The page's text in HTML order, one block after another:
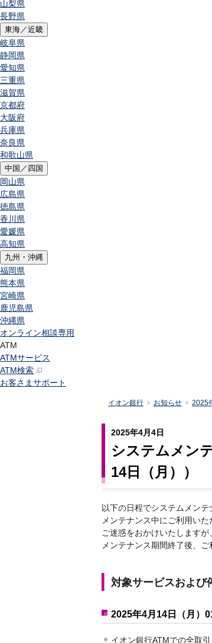
山梨県
長野県
東海／近畿
岐阜県
静岡県
愛知県
三重県
滋賀県
京都府
大阪府
兵庫県
奈良県
和歌山県
中国／四国
岡山県
広島県
徳島県
香川県
愛媛県
高知県
九州・沖縄
福岡県
熊本県
宮崎県
鹿児島県
沖縄県
オンライン相談専用
ATM
ATMサービス
ATM検索
お客さまサポート
イオン銀行 お知らせ 2025
2025年4月4日
システムメン
14日（月））
以下の日程でシステムメンテ
メンテナンス中にご利用い
ご迷惑をおかけいたしますが
メンテナンス期間終了後、ご
対象サービスおよび
2025年4月14日（月）
イオン銀行ATMでの全取引